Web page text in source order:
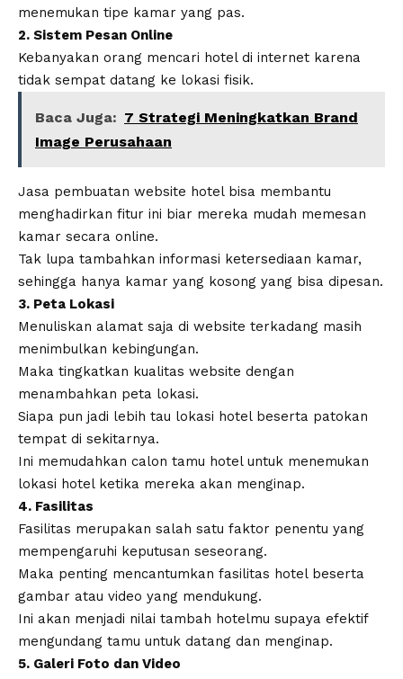
menemukan tipe kamar yang pas.
2. Sistem Pesan Online
Kebanyakan orang mencari hotel di internet karena
tidak sempat datang ke lokasi fisik.
Baca Juga: 7 Strategi Meningkatkan Brand
Image Perusahaan
Jasa pembuatan website hotelbisa membantu
menghadirkan fitur ini biar mereka mudah memesan
kamar secara online.
Tak lupa tambahkan informasi ketersediaan kamar,
sehingga hanya kamar yang kosong yang bisa dipesan.
3. Peta Lokasi
Menuliskan alamat saja di website terkadang masih
menimbulkan kebingungan.
Maka tingkatkan kualitas website dengan
menambahkan peta lokasi.
Siapa pun jadi lebih tau lokasi hotel beserta patokan
tempat di sekitarnya.
Ini memudahkan calon tamu hotel untuk menemukan
lokasi hotel ketika mereka akan menginap.
4. Fasilitas
Fasilitas merupakan salah satu faktor penentu yang
mempengaruhi keputusan seseorang.
Maka penting mencantumkan fasilitas hotel beserta
gambar atau video yang mendukung.
Ini akan menjadi nilai tambah hotelmu supaya efektif
mengundang tamu untuk datang dan menginap.
5. Galeri Foto dan Video